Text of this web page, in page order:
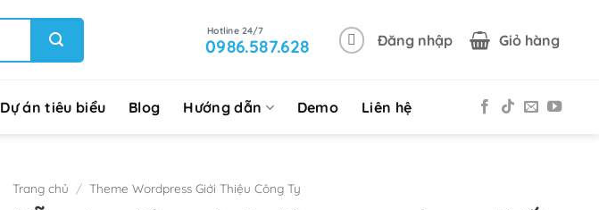
0986.587.628 Đăng nhập Giỏ hàng
Dự án tiêu biểu Blog Hướng dẫn Demo Liên hệ
Trang chủ / Theme Wordpress Giới Thiệu Công Ty